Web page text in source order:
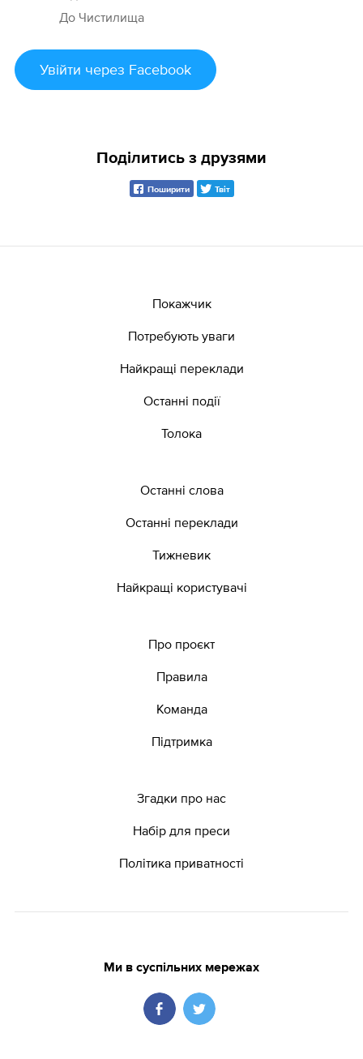
До Чистилища
Увійти через Facebook
Поділитись з друзями
Поширити Твіт
Покажчик
Потребують уваги
Найкращі переклади
Останні події
Толока
Останні слова
Останні переклади
Тижневик
Найкращі користувачі
Про проєкт
Правила
Команда
Підтримка
Згадки про нас
Набір для преси
Політика приватності
Ми в суспільних мережах